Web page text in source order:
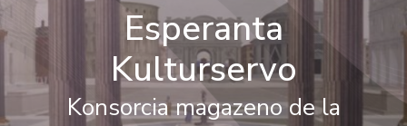
Esperanta
Kulturservo
Konsorcia magazeno de la